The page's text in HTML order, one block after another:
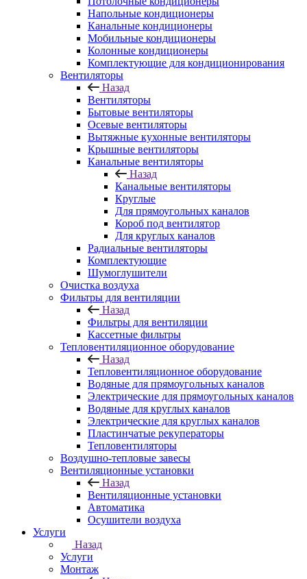
Напольные кондиционеры
Канальные кондиционеры
Мобильные кондиционеры
Колонные кондиционеры
Комплектующие для кондиционирования
Вентиляторы
Назад
Вентиляторы
Бытовые вентиляторы
Осевые вентиляторы
Вытяжные кухонные вентиляторы
Крышные вентиляторы
Канальные вентиляторы
Назад
Канальные вентиляторы
Круглые
Для прямоугольных каналов
Короб под вентилятор
Для круглых каналов
Радиальные вентиляторы
Комплектующие
Шумоглушители
Очистка воздуха
Фильтры для вентиляции
Назад
Фильтры для вентиляции
Кассетные фильтры
Тепловентиляционное оборудование
Назад
Тепловентиляционное оборудование
Водяные для прямоугольных каналов
Электрические для прямоугольных каналов
Водяные для круглых каналов
Электрические для круглых каналов
Пластинчатые рекуператоры
Тепловентиляторы
Воздушно-тепловые завесы
Вентиляционные установки
Назад
Вентиляционные установки
Автоматика
Осушители воздуха
Услуги
Назад
Услуги
Монтаж